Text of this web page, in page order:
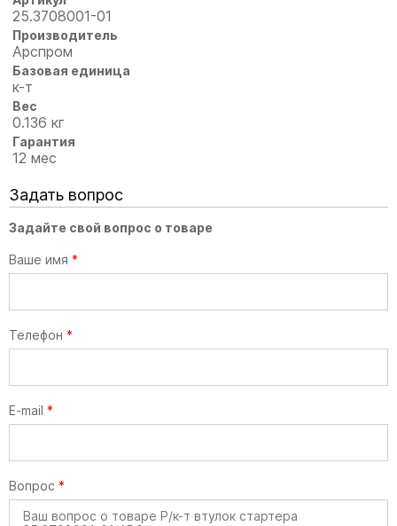
25.3708001-01
Производитель
Арспром
Базовая единица
к-т
Вес
0.136 кг
Гарантия
12 мес
Задать вопрос
Задайте свой вопрос о товаре
Ваше имя *
Телефон *
E-mail *
Вопрос *